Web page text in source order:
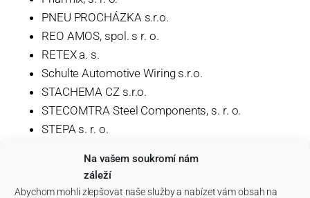
Na vašem soukromí nám
záleží
Abychom mohli zlepšovat naše služby a nabízet vám obsah na
PNEU PROCHÁZKA s.r.o.
REO AMOS, spol. s r. o.
RETEX a. s.
Schulte Automotive Wiring s.r.o.
STACHEMA CZ s.r.o.
STECOMTRA Steel Components, s. r. o.
STEPA s. r. o.
VYMYSLICKÝ - VÝTAHY spol. s r. o.
ZLKL, s. r. o.